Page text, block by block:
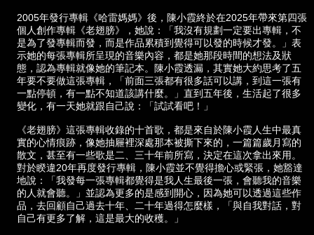
2005年發行專輯《哈雷媽媽》後，陳小霞終於在2025年帶來第四張
個人創作專輯《老翅膀》，她說：「我沒有規劃一定要出專輯，不
是為了發專輯而發，而是作品累積到覺得可以發的時候才發。」表
示她的每張專輯所呈現的音樂內容，都是她那段時間的想法及狀
態，認為專輯就像她的筆記本。陳小霞透漏，其實她大約思考了五
年要不要做這張專輯，「前面三張都有很多話可以講，到這一張有
一點停頓，有一點不知道該講什麼。」直到五年後，生活起了很多
變化，有一天她就跟自己說：「試試看吧！」
《老翅膀》這張專輯收錄的十首歌，都是來自於陳小霞人生中最真
實的心情痕跡，像她抽屜裡深處那本被撕下來的，一篇篇歲月寫的
散文，甚至有一些歌是二、三十年前所寫，決定在這次拿出來用。
對於睽違20年再度發行專輯，陳小霞並不覺得擔心或緊張，她豁達
地說：「我發每一張專輯都覺得是我人生最後一張，會聽我的音樂
的人就會聽。」並認為更多的是感到開心，因為她可以透過這些作
品，去回顧自己過去十年、二十年過得怎麼樣，「與自我對話，對
自己有更多了解，這是最大的收穫。」